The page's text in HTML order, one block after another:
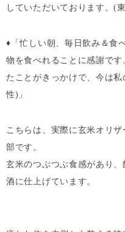
していただいております。(
♦「忙しい朝、毎日飲み＆食
物を食べれることに感謝で
たことがきっかけで、今は
性)」
こちらは、実際に玄米オリ
部です。
玄米のつぶつぶ食感があり
酒に仕上げています。